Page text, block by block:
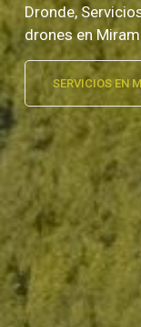
Dronde,
drones en
SERVICIOS EN